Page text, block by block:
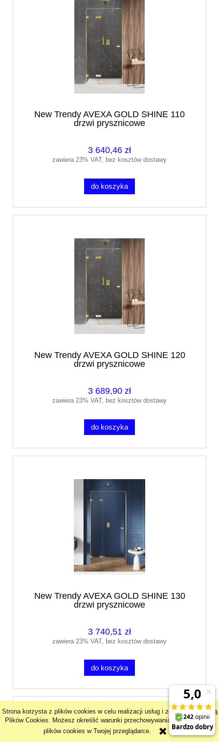
Strona korzysta z plików cookies w celu realizacji usług i zgodnie z Polityką
Plików Cookies. Możesz określić warunki przechowywania lub dostępu do
plików cookies w Twojej przeglądarce.
New Trendy AVEXA GOLD SHINE 110
drzwi prysznicowe
3 640,46 zł
zawiera 23% VAT, bez kosztów dostawy
do koszyka
New Trendy AVEXA GOLD SHINE 120
drzwi prysznicowe
3 689,90 zł
zawiera 23% VAT, bez kosztów dostawy
do koszyka
New Trendy AVEXA GOLD SHINE 130
drzwi prysznicowe
3 740,51 zł
zawiera 23% VAT, bez kosztów dostawy
do koszyka